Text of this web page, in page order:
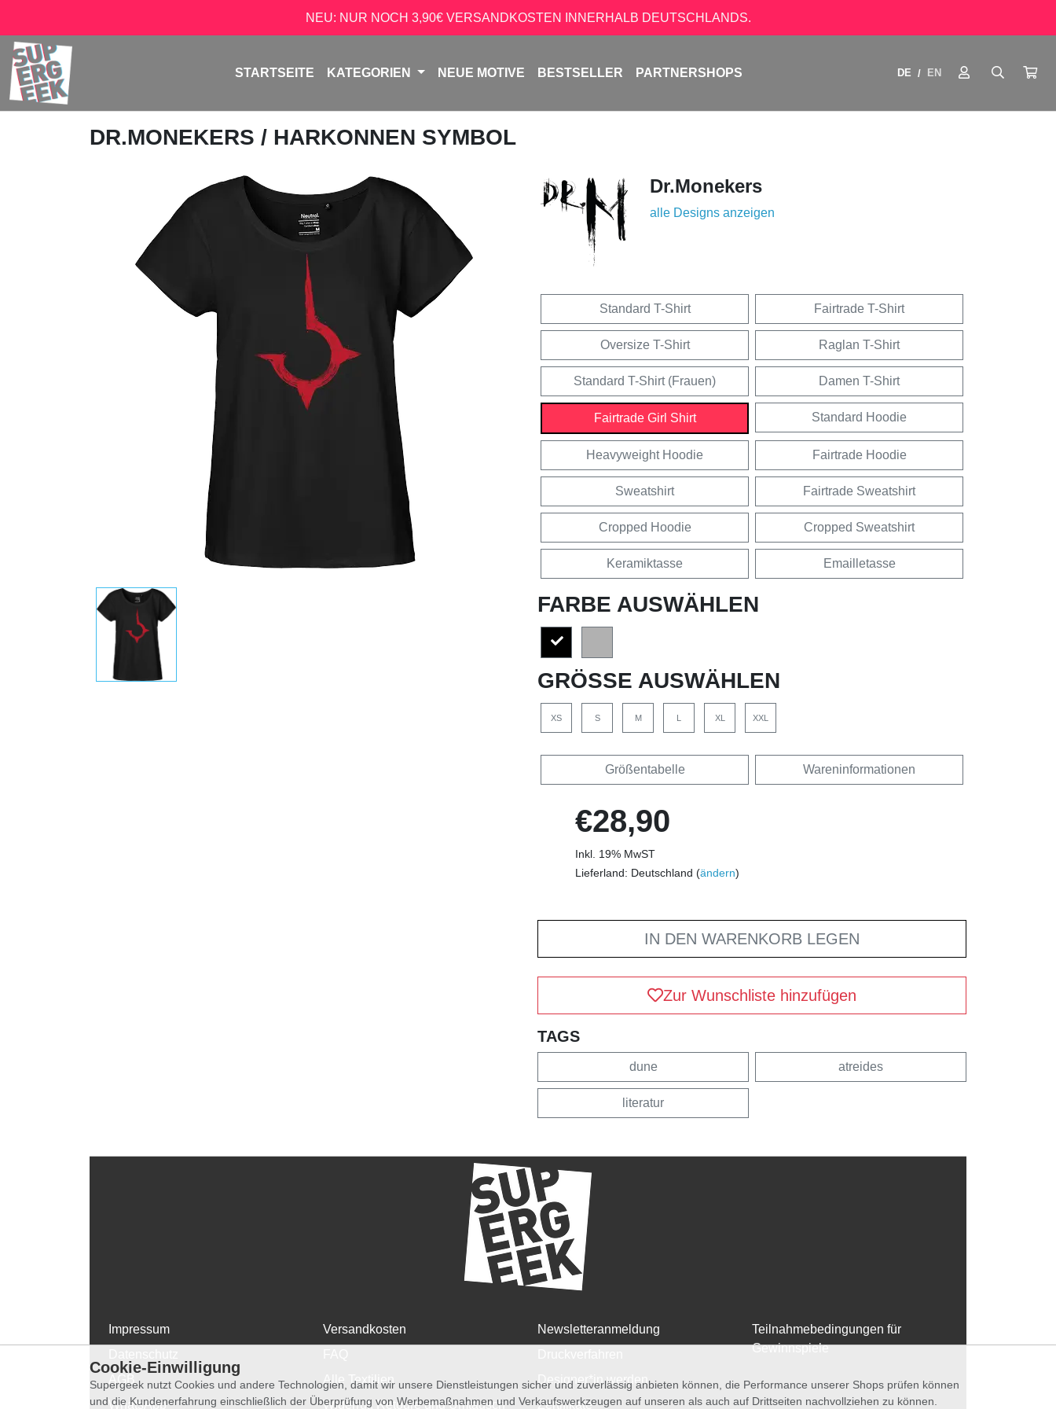
NEU: NUR NOCH 3,90€ VERSANDKOSTEN INNERHALB DEUTSCHLANDS.
STARTSEITE KATEGORIEN NEUE MOTIVE BESTSELLER PARTNERSHOPS DE / EN
DR.MONEKERS / HARKONNEN SYMBOL
Dr.Monekers
alle Designs anzeigen
Standard T-Shirt Fairtrade T-Shirt
Oversize T-Shirt Raglan T-Shirt
Standard T-Shirt (Frauen) Damen T-Shirt
Fairtrade Girl Shirt Standard Hoodie
Heavyweight Hoodie Fairtrade Hoodie
Sweatshirt Fairtrade Sweatshirt
Cropped Hoodie Cropped Sweatshirt
Keramiktasse Emailletasse
FARBE AUSWÄHLEN
GRÖSSE AUSWÄHLEN
XS S M L XL XXL
Größentabelle Wareninformationen
€28,90
Inkl. 19% MwST
Lieferland: Deutschland (ändern)
IN DEN WARENKORB LEGEN
Zur Wunschliste hinzufügen
TAGS
dune atreides
literatur
Impressum
WhatsApp
Versandkosten
Alle Textilien
Widerruf, Retoure und Umtausch
Newsletteranmeldung
Designer*in werden
Zertifikate
Teilnahmebedingungen für
Gewinnspiele
Cookie-Einwilligung
Supergeek nutzt Cookies und andere Technologien, damit wir unsere Dienstleistungen sicher und zuverlässig anbieten können, die Performance unserer Shops prüfen können
und die Kundenerfahrung einschließlich der Überprüfung von Werbemaßnahmen und Verkaufswerkzeugen auf unseren als auch auf Drittseiten nachvollziehen zu können.